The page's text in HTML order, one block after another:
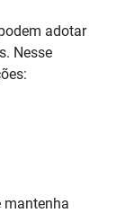
adotar
Nesse
mantenha